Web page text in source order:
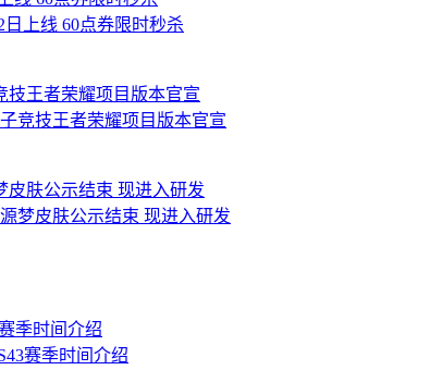
上线 60点券限时秒杀
竞技王者荣耀项目版本官宣
梦皮肤公示结束 现进入研发
赛季时间介绍